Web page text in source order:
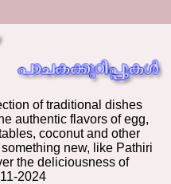
of traditional dishes
authentic flavors of egg,
coconut and other
new, like Pathiri
the deliciousness of
2024